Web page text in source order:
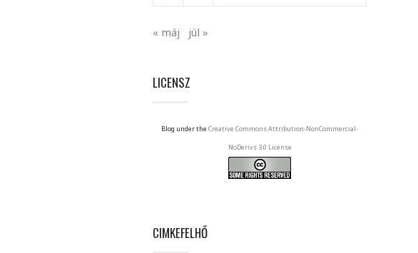
« máj júl »
LICENSZ
Blog under the Creative Commons Attribution-NonCommercial-
NoDerivs 3.0 License
CIMKEFELHŐ